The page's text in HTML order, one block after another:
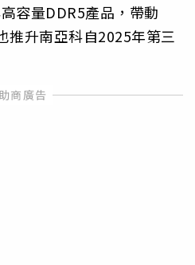
容量DDR5產品，帶動
推升南亞科自2025年第三